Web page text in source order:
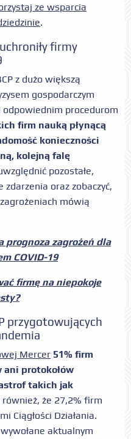
ze wsparcia
.
firmy
z dużo większą
gospodarczym
odpowiednim procedurom
firm nauką płynącą
konieczności
kolejną falę
pozostałe,
oraz zobaczyć,
mówią
prognoza zagrożeń dla
COVID-19
firmę na niepokoje
przygotowujących
Mercer 51% firm
ani protokołów
takich jak
również, że 27,2% firm
Ciągłości Działania.
aktualnym